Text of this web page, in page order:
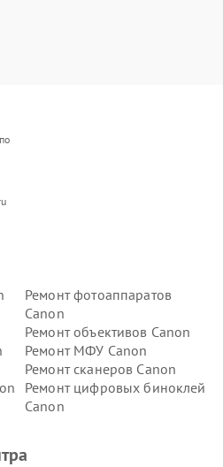
Ремонт фотоаппаратов
Canon
Ремонт объективов Canon
Ремонт МФУ Canon
Ремонт сканеров Canon
Ремонт цифровых биноклей
Canon